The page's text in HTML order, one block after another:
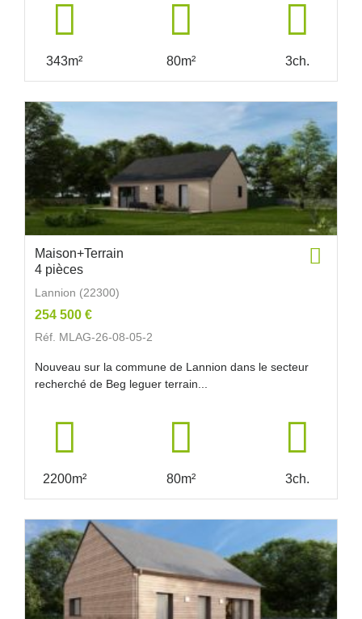
343m² 80m² 3ch.
Maison+Terrain
4 pièces
Lannion (22300)
254 500 €
Réf. MLAG-26-08-05-2
Nouveau sur la commune de Lannion dans le secteur
recherché de Beg leguer terrain...
2200m² 80m² 3ch.